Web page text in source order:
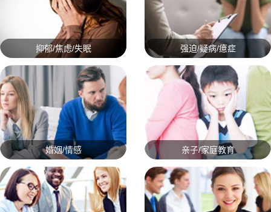
抑郁/焦虑/失眠 强迫/疑病/癔症
婚姻/情感 亲子/家庭教育